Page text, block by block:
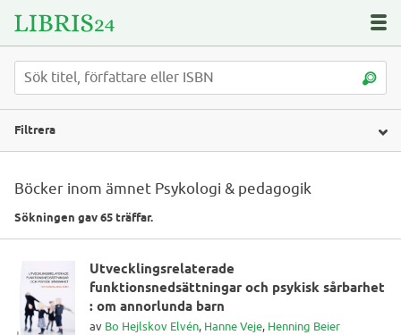
Filtrera
Böcker inom ämnet Psykologi & pedagogik
Sökningen gav 65 träffar.
Utvecklingsrelaterade
funktionsnedsättningar och psykisk sårbarhet
: om annorlunda barn
av Bo Hejlskov Elvén, Hanne Veje, Henning Beier